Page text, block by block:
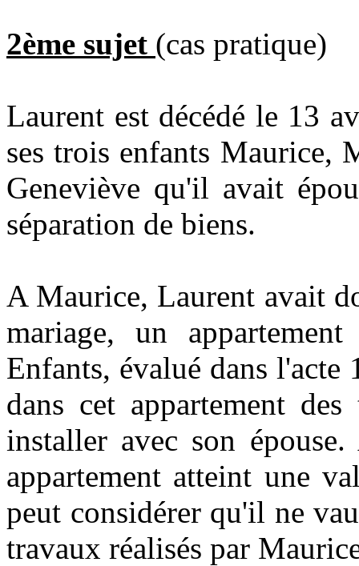
2ème sujet (cas pratique)
Laurent est décédé le 13
ses trois enfants Maurice,
Geneviève qu'il avait
séparation de biens.
A Maurice, Laurent avait
mariage, un
Enfants, évalué dans l'acte
dans cet appartement
installer avec son
appartement atteint une
peut considérer qu'il ne
travaux réalisés par